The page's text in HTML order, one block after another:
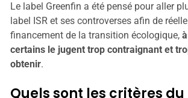
Le label Greenfin a été pensé pour aller
label ISR et ses controverses afin de
financement de la transition écologique,
certains le jugent trop contraignant et
obtenir.
Quels sont les critères